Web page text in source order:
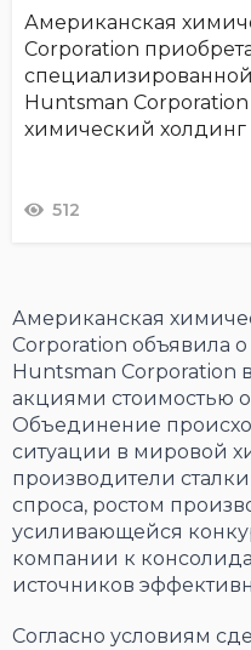
Американская
Corporation
Huntsman
химический холдинг
512
Американская
Corporation объявила
Huntsman Corporation
акциями стоимостью
Объединение
ситуации в мировой
производители
спроса, ростом
усиливающейся
компании к
источников
Согласно условиям